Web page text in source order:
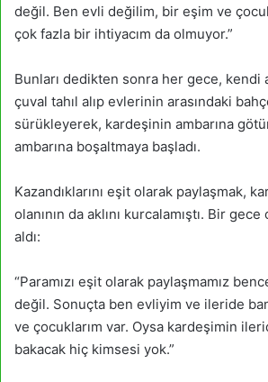
değil. Ben evli değilim, bir eşim ve
çok fazla bir ihtiyacım da olmuyor.”
Bunları dedikten sonra her gece, kendi
çuval tahıl alıp evlerinin arasındaki
sürükleyerek, kardeşinin ambarına
ambarına boşaltmaya başladı.
Kazandıklarını eşit olarak paylaşmak,
olanının da aklını kurcalamıştı. Bir
aldı:
“Paramızı eşit olarak paylaşmamız
değil. Sonuçta ben evliyim ve ileride
ve çocuklarım var. Oysa kardeşimin
bakacak hiç kimsesi yok.”